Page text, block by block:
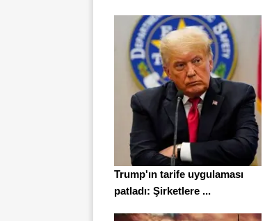
Trump'ın tarife uygulaması
patladı: Şirketlere ...